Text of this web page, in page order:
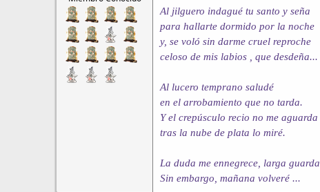
o
Al jilguero indagué tu santo y seña
para hallarte dormido por la noche
y, se voló sin darme cruel reproche
celoso de mis labios , que desdeña...
Al lucero temprano saludé
en el arrobamiento que no tarda.
Y el crepúsculo recio no me aguarda
tras la nube de plata lo miré.
La duda me ennegrece, larga guarda
Sin embargo, mañana volveré ...